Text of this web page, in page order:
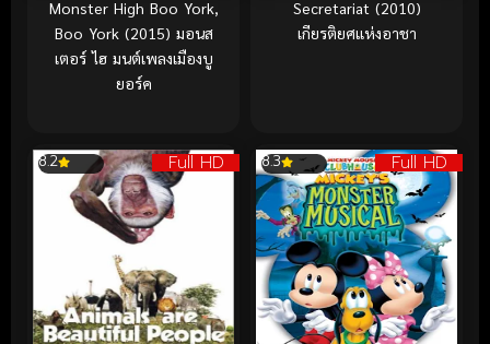
Monster High Boo York,
Boo York (2015) มอนส
เตอร์ ไฮ มนต์เพลงเมืองบู
ยอร์ค
Secretariat (2010)
เกียรติยศแห่งอาชา
Full HD
8.2 Full HD
8.3